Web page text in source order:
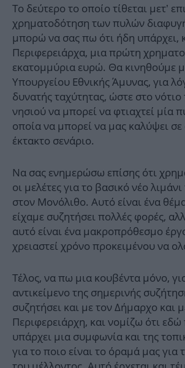
Το δεύτερο το οποίο τίθεται μετ’
χρηματοδότηση των πυλών
μπορώ να σας πω ότι ήδη υπάρχει,
Περιφερειάρχα, μια πρώτη
εκατομμύρια ευρώ. Θα κινηθούμε
Υπουργείου Εθνικής Άμυνας, για
δυνατής ταχύτητας, ώστε στο
νησιού να μπορεί να φτιαχτεί μία
οποία να μπορεί να μας καλύψει
έκτακτο σενάριο.
Να σας ενημερώσω επίσης ότι
οι μελέτες για το βασικό νέο
στον Μονόλιθο. Αυτό είναι ένα
είχαμε συζητήσει πολλές φορές,
αυτό είναι ένα μακροπρόθεσμο
χρειαστεί χρόνο προκειμένου να
Τέλος, να πω μια κουβέντα μόνο,
αντικείμενο της σημερινής
συζητήσει και με τον Δήμαρχο και
Περιφερειάρχη, και νομίζω ότι εδώ
υπάρχει μια συμφωνία και της
για το ποιο είναι το όραμά μας για